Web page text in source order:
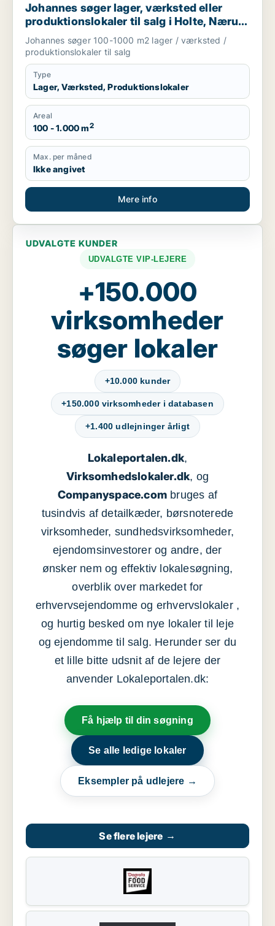
Johannes søger lager, værksted eller
produktionslokaler til salg i Holte, Nærum
eller Skodsborg m.fl.
Johannes søger 100-1000 m2 lager / værksted /
produktionslokaler til salg
Type
Lager, Værksted, Produktionslokaler
Areal
100 - 1.000 m2
Max. per måned
Ikke angivet
Mere info
UDVALGTE KUNDER
UDVALGTE VIP-LEJERE
+150.000
virksomheder
søger lokaler
+10.000 kunder
+150.000 virksomheder i databasen
+1.400 udlejninger årligt
Lokaleportalen.dk,
Virksomhedslokaler.dk, og
Companyspace.com bruges af
tusindvis af detailkæder, børsnoterede
virksomheder, sundhedsvirksomheder,
ejendomsinvestorer og andre, der
ønsker nem og effektiv lokalesøgning,
overblik over markedet for
erhvervsejendomme og erhvervslokaler ,
og hurtig besked om nye lokaler til leje
og ejendomme til salg. Herunder ser du
et lille bitte udsnit af de lejere der
anvender Lokaleportalen.dk:
Få hjælp til din søgning
Se alle ledige lokaler
Eksempler på udlejere →
Se flere lejere →